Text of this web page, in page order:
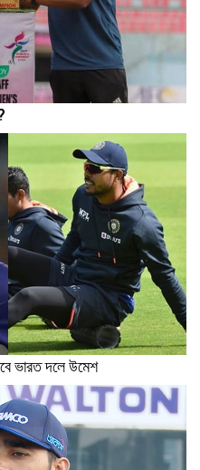
ভারত দলে উমেশ